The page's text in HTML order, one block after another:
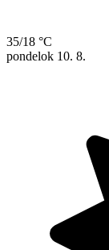
35/18 °C
pondelok 10. 8.